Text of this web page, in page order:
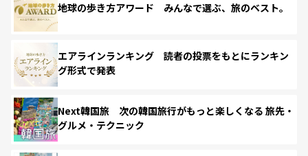
地球の歩き方アワード みんなで選ぶ、旅のベスト。
エアラインランキング 読者の投票をもとにランキン
グ形式で発表
Next韓国旅 次の韓国旅行がもっと楽しくなる 旅先・
グルメ・テクニック